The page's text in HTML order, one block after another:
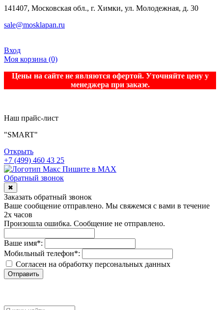
141407, Московская обл., г. Химки, ул. Молодежная, д. 30
sale@mosklapan.ru
Вход
Моя корзина (0)
Цены на сайте не являются офертой. Уточняйте цену у
менеджера при заказе.
Наш прайс-лист
"SMART"
Открыть
+7 (499) 460 43 25
Пишите в MAX
Обратный звонок
✖
Заказать обратный звонок
Ваше сообщение отправлено. Мы свяжемся с вами в течение
2х часов
Произошла ошибка. Сообщение не отправлено.
Ваше имя*:
Мобильный телефон*:
Согласен на обработку персональныx данных
Отправить